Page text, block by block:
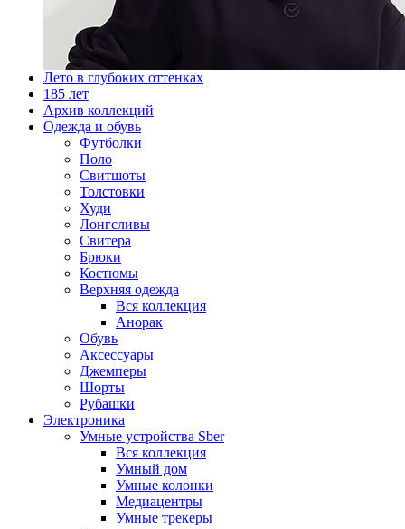
Лето в глубоких оттенках
185 лет
Архив коллекций
Одежда и обувь
Футболки
Поло
Свитшоты
Толстовки
Худи
Лонгсливы
Свитера
Брюки
Костюмы
Верхняя одежда
Вся коллекция
Анорак
Обувь
Аксессуары
Джемперы
Шорты
Рубашки
Электроника
Умные устройства Sber
Вся коллекция
Умный дом
Умные колонки
Медиацентры
Умные трекеры